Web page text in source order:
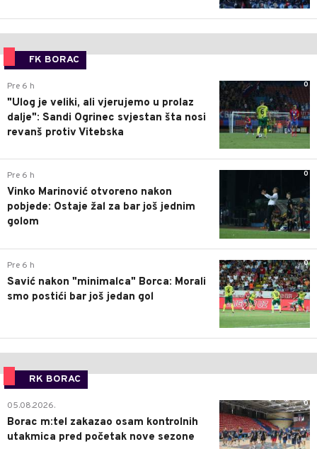
FK BORAC
0
Pre 6 h
"Ulog je veliki, ali vjerujemo u prolaz
dalje": Sandi Ogrinec svjestan šta nosi
revanš protiv Vitebska
0
Pre 6 h
Vinko Marinović otvoreno nakon
pobjede: Ostaje žal za bar još jednim
golom
0
Pre 6 h
Savić nakon "minimalca" Borca: Morali
smo postići bar još jedan gol
RK BORAC
0
05.08.2026.
Borac m:tel zakazao osam kontrolnih
utakmica pred početak nove sezone